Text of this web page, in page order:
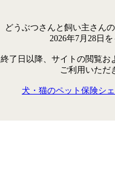
どうぶつさんと飼い主さん
2026年7月28日
終了日以降、サイトの閲覧お
ご利用いただ
犬・猫のペット保険シ